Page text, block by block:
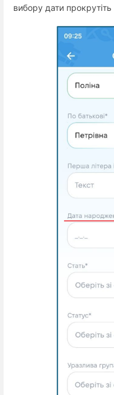
вибору дати